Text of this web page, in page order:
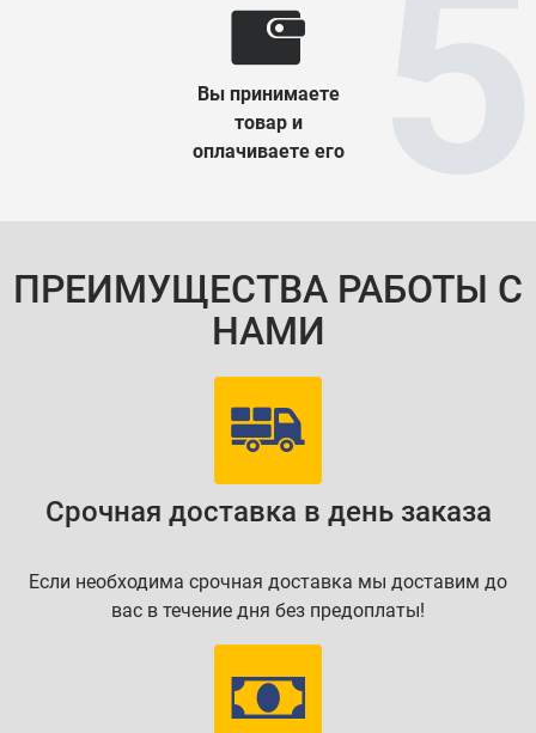
Вы принимаете
товар и
оплачиваете его
ПРЕИМУЩЕСТВА РАБОТЫ С
НАМИ
Срочная доставка в день заказа
Если необходима срочная доставка мы доставим до
вас в течение дня без предоплаты!